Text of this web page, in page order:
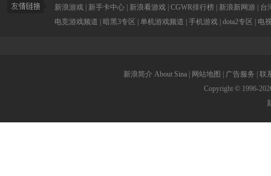
新浪游戏 新手卡中心 新浪看游戏 CGWR排行榜 新浪新网游
台
电竞游戏频道
暗黑3专区 单机游戏频道 手机游戏 dota2专区 电
新浪简介 About Sina 网站地图 广告服务
联
Copyright © 1996-